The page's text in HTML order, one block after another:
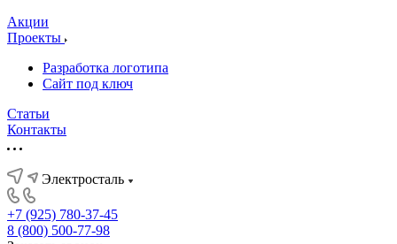
Акции
Проекты
Разработка логотипа
Сайт под ключ
Статьи
Контакты
Электросталь
+7 (925) 780-37-45
8 (800) 500-77-98